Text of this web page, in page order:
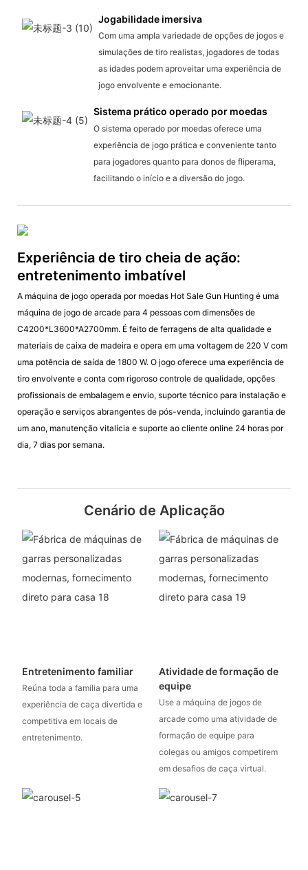
Jogabilidade imersiva
Com uma ampla variedade de opções de jogos e
simulações de tiro realistas, jogadores de todas
as idades podem aproveitar uma experiência de
jogo envolvente e emocionante.
Sistema prático operado por moedas
O sistema operado por moedas oferece uma
experiência de jogo prática e conveniente tanto
para jogadores quanto para donos de fliperama,
facilitando o início e a diversão do jogo.
Experiência de tiro cheia de ação:
entretenimento imbatível
A máquina de jogo operada por moedas Hot Sale Gun Hunting é uma
máquina de jogo de arcade para 4 pessoas com dimensões de
C4200*L3600*A2700mm. É feito de ferragens de alta qualidade e
materiais de caixa de madeira e opera em uma voltagem de 220 V com
uma potência de saída de 1800 W. O jogo oferece uma experiência de
tiro envolvente e conta com rigoroso controle de qualidade, opções
profissionais de embalagem e envio, suporte técnico para instalação e
operação e serviços abrangentes de pós-venda, incluindo garantia de
um ano, manutenção vitalícia e suporte ao cliente online 24 horas por
dia, 7 dias por semana.
Cenário de Aplicação
Entretenimento familiar
Reúna toda a família para uma
experiência de caça divertida e
competitiva em locais de
entretenimento.
Atividade de formação de
equipe
Use a máquina de jogos de
arcade como uma atividade de
formação de equipe para
colegas ou amigos competirem
em desafios de caça virtual.